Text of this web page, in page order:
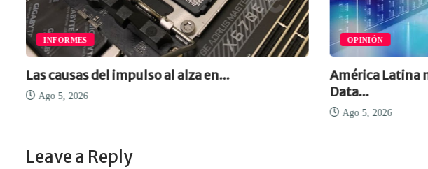
INFORMES
Las causas del impulso al alza en...
Ago 5, 2026
OPINIÓN
América Latina
Data...
Ago 5, 2026
Leave a Reply